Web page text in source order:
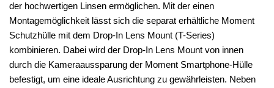
der hochwertigen Linsen ermöglichen. Mit der einen
Montagemöglichkeit lässt sich die separat erhältliche Moment
Schutzhülle mit dem Drop-In Lens Mount (T-Series)
kombinieren. Dabei wird der Drop-In Lens Mount von innen
durch die Kameraaussparung der Moment Smartphone-Hülle
befestigt, um eine ideale Ausrichtung zu gewährleisten. Neben